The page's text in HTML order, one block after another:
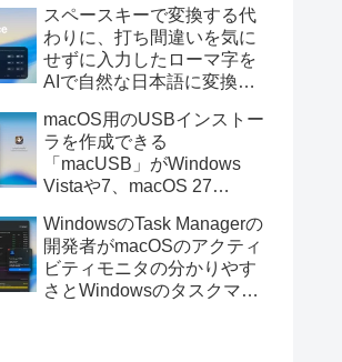
スペースキーで変換する代
わりに、打ち間違いを気に
せずに入力したローマ字を
AIで自然な日本語に変換し
力アプリ「Nospace」がリ
リース。
macOS用のUSBインストー
ラを作成できる
「macUSB」がWindows
Vistaや7、macOS 27
トーラの作成に対応。
WindowsのTask Managerの
開発者がmacOSのアクティ
ビティモニタの分かりやす
さとWindowsのタスクマネ